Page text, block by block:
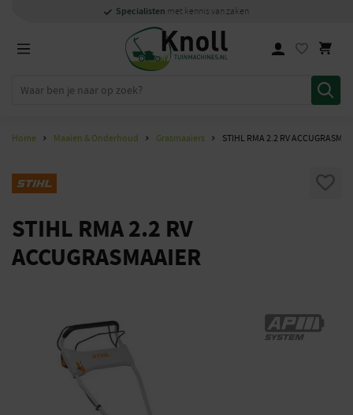
Specialisten met kennis van zaken
1000m2showroom in Staphorst
Persoonlijkensnelcontact
Specialisten met kennis van zaken
Home Maaien & Onderhoud Grasmaaiers STIHL RMA 2.2 RV
STIHL RMA 2.2 RV
ACCUGRASMAAIER